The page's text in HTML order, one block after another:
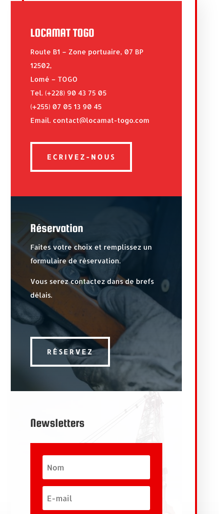
LOCAMAT TOGO
Route B1 – Zone portuaire, 07 BP
12502,
Lomé – TOGO
Tel. (+228) 90 43 75 05
(+255) 07 05 13 90 45
Email. contact@locamat-togo.com
ECRIVEZ-NOUS
Réservation
Faites votre choix et remplissez un
formulaire de réservation.
Vous serez contactez dans de brefs
délais.
RÉSERVEZ
Newsletters